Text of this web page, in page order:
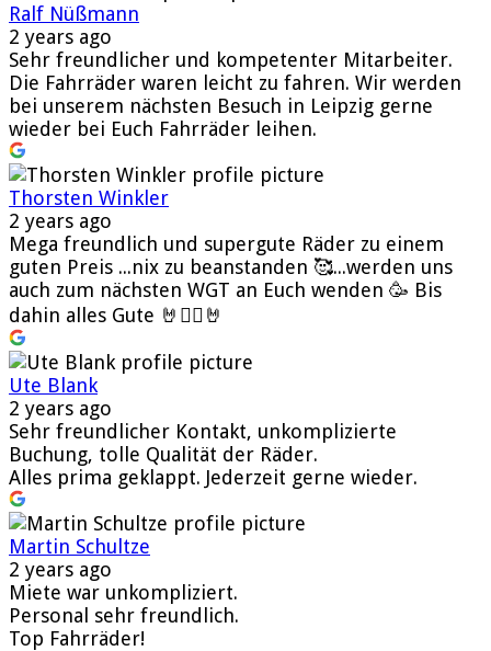
Ralf Nüßmann
2 years ago
Sehr freundlicher und kompetenter Mitarbeiter.
Die Fahrräder waren leicht zu fahren. Wir werden
bei unserem nächsten Besuch in Leipzig gerne
wieder bei Euch Fahrräder leihen.
Thorsten Winkler
2 years ago
Mega freundlich und supergute Räder zu einem
guten Preis ...nix zu beanstanden 🥰...werden uns
auch zum nächsten WGT an Euch wenden 🥳 Bis
dahin alles Gute 🤘🧛‍♂️🤘
Ute Blank
2 years ago
Sehr freundlicher Kontakt, unkomplizierte
Buchung, tolle Qualität der Räder.
Alles prima geklappt. Jederzeit gerne wieder.
Martin Schultze
2 years ago
Miete war unkompliziert.
Personal sehr freundlich.
Top Fahrräder!